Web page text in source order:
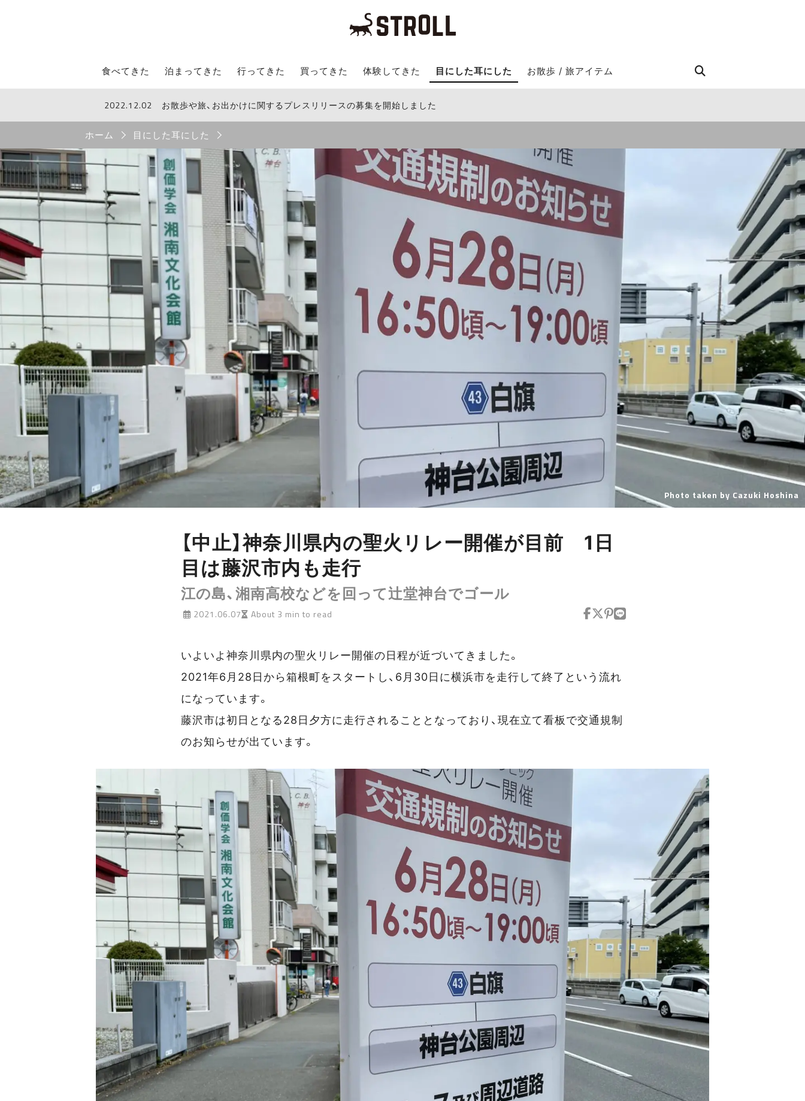
STROLL Menu
食べてきた 泊まってきた 行ってきた 買ってきた 体験してきた 目にした耳にした お散歩 / 旅アイテム
STROLLからのお知らせ
2022.12.02 お散歩や旅、お出かけに関するプレスリリースの募集を開始しました
Breadcrumb
ホーム 目にした耳にした
Photo taken by Cazuki Hoshina
【中止】神奈川県内の聖火リレー開催が目前 1日
目は藤沢市内も走行
江の島、湘南高校などを回って辻堂神台でゴール
2021.06.07 About 3 min to read
いよいよ神奈川県内の聖火リレー開催の日程が近づいてきました。
2021年6月28日から箱根町をスタートし、6月30日に横浜市を走行して終了という流れ
になっています。
藤沢市は初日となる28日夕方に走行されることとなっており、現在立て看板で交通規制
のお知らせが出ています。